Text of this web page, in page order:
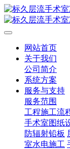
网站首页
关于我们
公司简介
系统方案
服务与支持
服务范围
工程施工流
手术室图纸
防辐射铅板
室水电施工